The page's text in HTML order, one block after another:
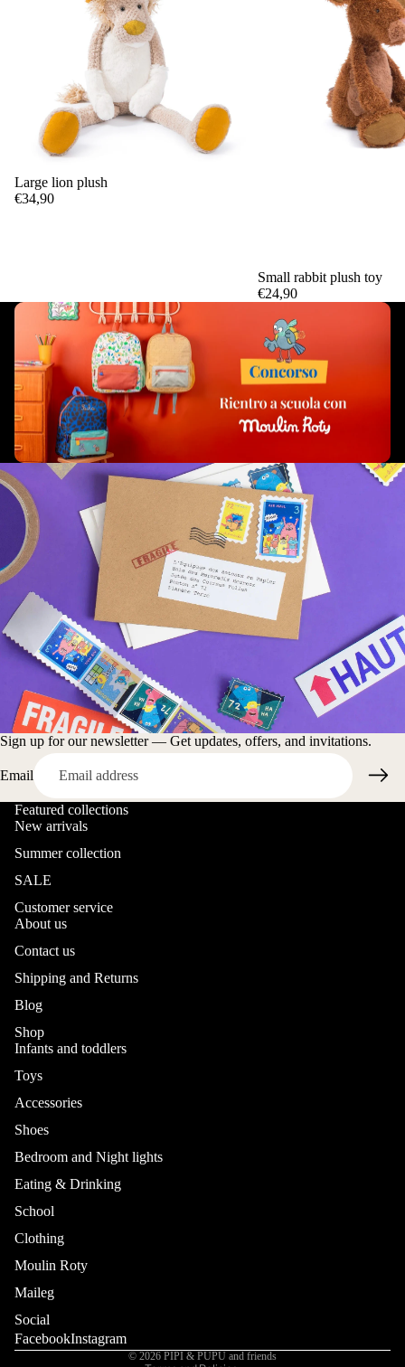
Large lion plush
€34,90
Small rabbit plush toy
€24,90
Sign up for our newsletter — Get updates, offers, and invitations.
Email
Featured collections
New arrivals
Summer collection
SALE
Customer service
About us
Contact us
Shipping and Returns
Blog
Shop
Infants and toddlers
Toys
Accessories
Shoes
Bedroom and Night lights
Eating & Drinking
School
Clothing
Moulin Roty
Maileg
Social
FacebookInstagram
© 2026 PIPI & PUPU and friends
Cancellation policy